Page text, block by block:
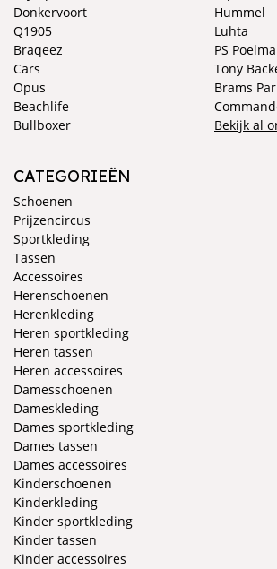
Donkervoort
Q1905
Braqeez
Cars
Opus
Beachlife
Bullboxer
Hummel
Luhta
PS
Tony
Brams
Bekijk al
CATEGORIEËN
Schoenen
Prijzencircus
Sportkleding
Tassen
Accessoires
Herenschoenen
Herenkleding
Heren sportkleding
Heren tassen
Heren accessoires
Damesschoenen
Dameskleding
Dames sportkleding
Dames tassen
Dames accessoires
Kinderschoenen
Kinderkleding
Kinder sportkleding
Kinder tassen
Kinder accessoires